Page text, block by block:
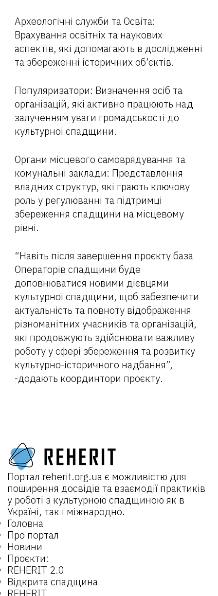
Археологічні служби та Освіта:
Врахування освітніх та наукових
аспектів, які допомагають в дослідженні
та збереженні історичних об’єктів.
Популяризатори: Визначення осіб та
організацій, які активно працюють над
залученням уваги громадськості до
культурної спадщини.
Органи місцевого самоврядування та
комунальні заклади: Представлення
владних структур, які грають ключову
роль у регулюванні та підтримці
збереження спадщини на місцевому
рівні.
“Навіть після завершення проєкту база
Операторів спадщини буде
доповнюватися новими дієвцями
культурної спадщини, щоб забезпечити
актуальність та повноту відображення
різноманітних учасників та організацій,
які продовжують здійснювати важливу
роботу у сфері збереження та розвитку
культурно-історичного надбання”,
-додають координтори проєкту.
Портал reherit.org.uaє можливістю для
поширення досвідів та взаємодії практиків
у роботі з культурною спадщиною як в
Україні, так і міжнародно.
Головна
Про портал
Новини
Проєкти:
REHERIT 2.0
Відкрита спадщина
REHERIT